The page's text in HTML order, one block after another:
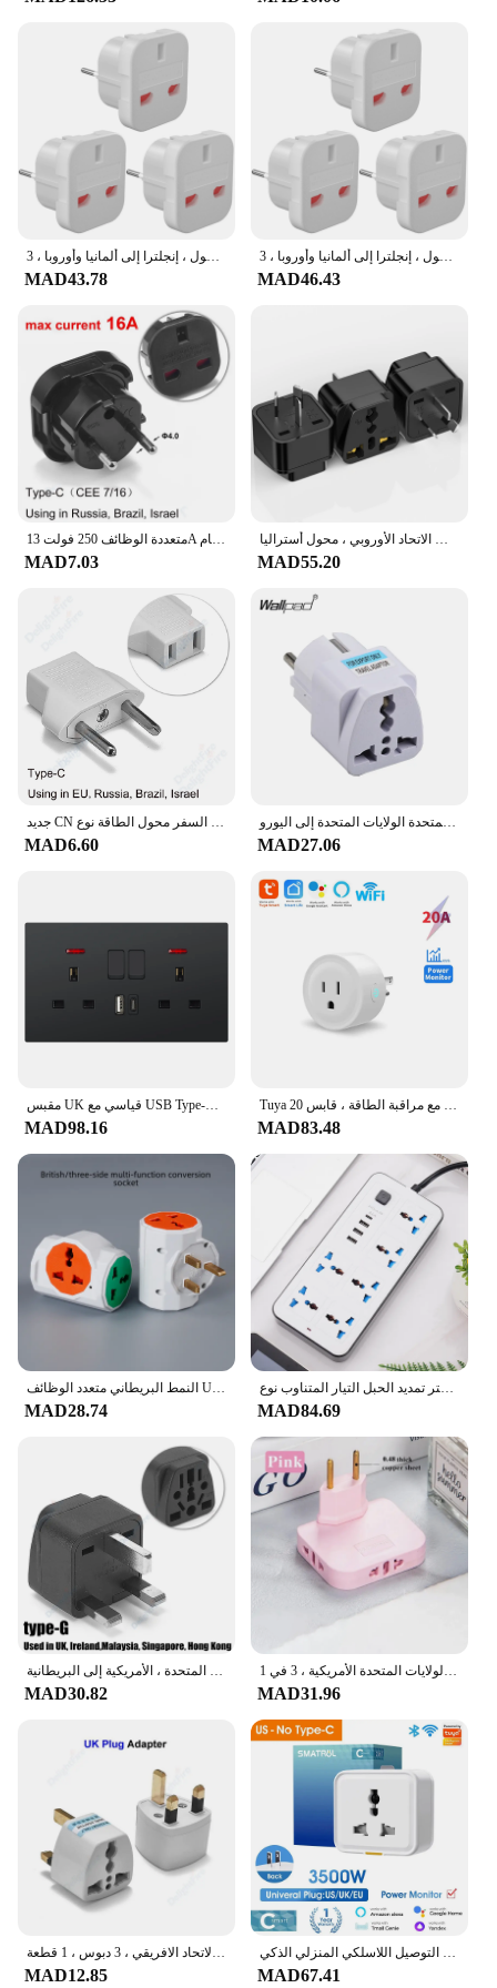
portable design make it easy to carry, ensuring that
you're never without the power you need. Whether
you're a busy professional or a traveler, this
converter is an indispensable tool for staying
connected and productive on the move.
مهايئ سفر قابس المملكة المتحدة إلى الاتحاد الأوروبي ، مقابس كهربائية ، شاحن حائط طاقة تيار متردد ، محول ، إنجلترا إلى ألمانيا وأوروبا ، 3 *
MAD43.78
مهايئ سفر قابس المملكة المتحدة إلى الاتحاد الأوروبي ، مقابس كهربائية ، شاحن حائط طاقة تيار متردد ، محول ، إنجلترا إلى ألمانيا وأوروبا ، 3 *
MAD46.43
متعددة الوظائف 250 فولت 13A الاتحاد الأوروبي اليورو الأوروبي إلى المملكة المتحدة محول القابس محول الطاقة التوصيل 2 دبوس مستدير المقبس السفر مهايئ عام
MAD7.03
محول سفر عالمي ، مقبس شاحن حائط ، لنا ، كاليفورنيا ، المملكة المتحدة ، الاتحاد الأوروبي إلى الاتحاد الأوروبي ، محول أستراليا ، V ، W ، 3
MAD55.20
MAD6.60
أسود الاتحاد الأوروبي محول القابس الدولي العالمي الاتحاد الأفريقي المملكة المتحدة الولايات المتحدة إلى اليورو KR RU الفرنسية محول السفر محول كهربائي مقبس الطاقة
MAD27.06
MAD98.16 MAD83.48
MAD28.74 MAD84.69
MAD30.82 MAD31.96
عالمي المملكة المتحدة التوصيل محول ، مقبس الطاقة ، منفذ كهربائي ، السفر البريطاني ، الولايات المتحدة الأمريكية ، الاتحاد الأوروبي ، الأوروبي ، الاتحاد الافريقي ، 3 دبوس ، 1 قطعة
MAD12.85
مقبس التوصيل اللاسلكي المنزلي الذكي Tuya ، تحويل عالمي ، شاشة طاقة ، مؤقت ، المملكة المتحدة ، الاتحاد الأوروبي ، الولايات المتحدة ، السفر ، 16A
MAD67.41